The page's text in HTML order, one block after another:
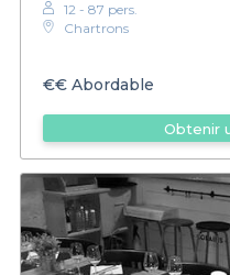
12 - 87 pers.
Chartrons
€€ Abordable
Obtenir